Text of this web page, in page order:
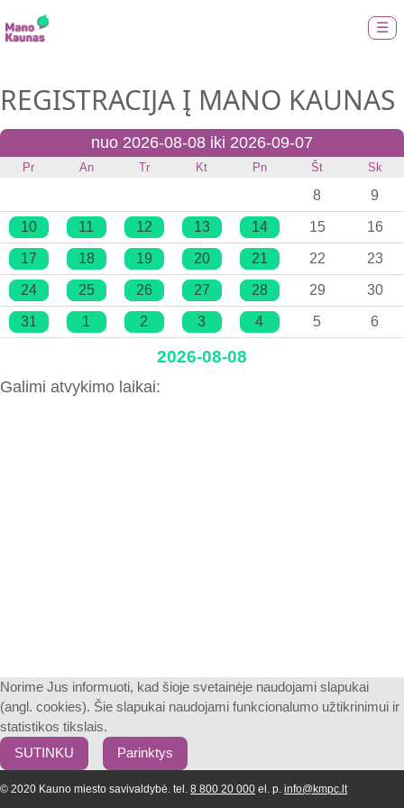
☰
REGISTRACIJA Į MANO KAUNAS
nuo 2026-08-08 iki 2026-09-07
Pr An Tr Kt Pn Št Sk
8 9
10 11 12 13 14 15 16
17 18 19 20 21 22 23
24 25 26 27 28 29 30
31 1 2 3 4 5 6
2026-08-08
Galimi atvykimo laikai:
Norime Jus informuoti, kad šioje svetainėje naudojami slapukai
(angl. cookies). Šie slapukai naudojami funkcionalumo užtikrinimui ir
statistikos tikslais.
SUTINKU
Parinktys
© 2020 Kauno miesto savivaldybė. tel. 8 800 20 000 el. p. info@kmpc.lt